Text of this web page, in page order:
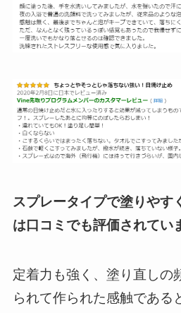
スプレータイプで塗りやす
は口コミでも評価されてい
定着力も強く、塗り直しの
られて作られた感触である